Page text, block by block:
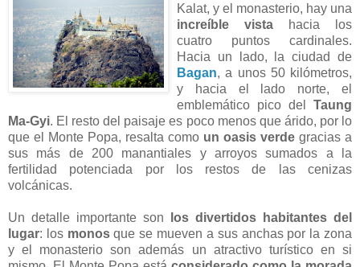
Kalat, y el monasterio, hay una
increíble vista hacia los
cuatro puntos cardinales.
Hacia un lado, la ciudad de
Bagan, a unos 50 kilómetros,
y hacia el lado norte, el
emblemático pico del Taung
Ma-Gyi. El resto del paisaje es poco menos que árido, por lo
que el Monte Popa, resalta como un oasis verde gracias a
sus más de 200 manantiales y arroyos sumados a la
fertilidad potenciada por los restos de las cenizas
volcánicas.
Un detalle importante son
los divertidos habitantes del
lugar: los monosque se mueven a sus anchas por la zona
y el monasterio son además un atractivo turístico en si